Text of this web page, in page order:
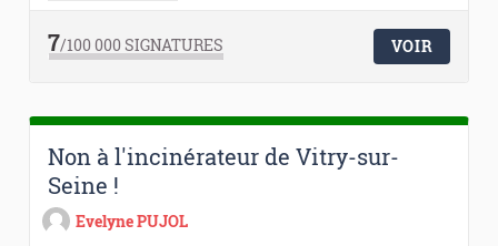
7/100 000SIGNATURES VOIR
Non à l'incinérateur de Vitry-sur-
Seine !
Evelyne PUJOL